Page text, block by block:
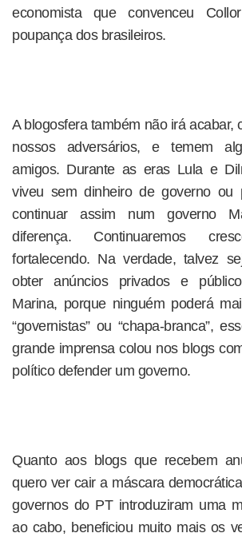
economista que convenceu
poupança dos brasileiros.
A blogosfera também não irá acabar,
nossos adversários, e temem
amigos. Durante as eras Lula e
viveu sem dinheiro de governo ou
continuar assim num governo
diferença. Continuaremos
fortalecendo. Na verdade, talvez
obter anúncios privados e
Marina, porque ninguém poderá
“governistas” ou “chapa-branca”,
grande imprensa colou nos blogs
político defender um governo.
Quanto aos blogs que recebem
quero ver cair a máscara
governos do PT introduziram uma
ao cabo, beneficiou muito mais os